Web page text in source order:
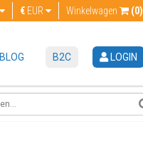
Winkelwagen (0)
€ EUR
BLOG B2C LOGIN